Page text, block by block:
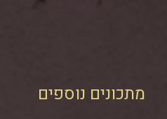
מתכונים נוספים